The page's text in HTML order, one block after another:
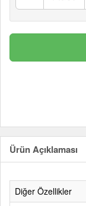
Ürün Açıklaması
Diğer Özellikler